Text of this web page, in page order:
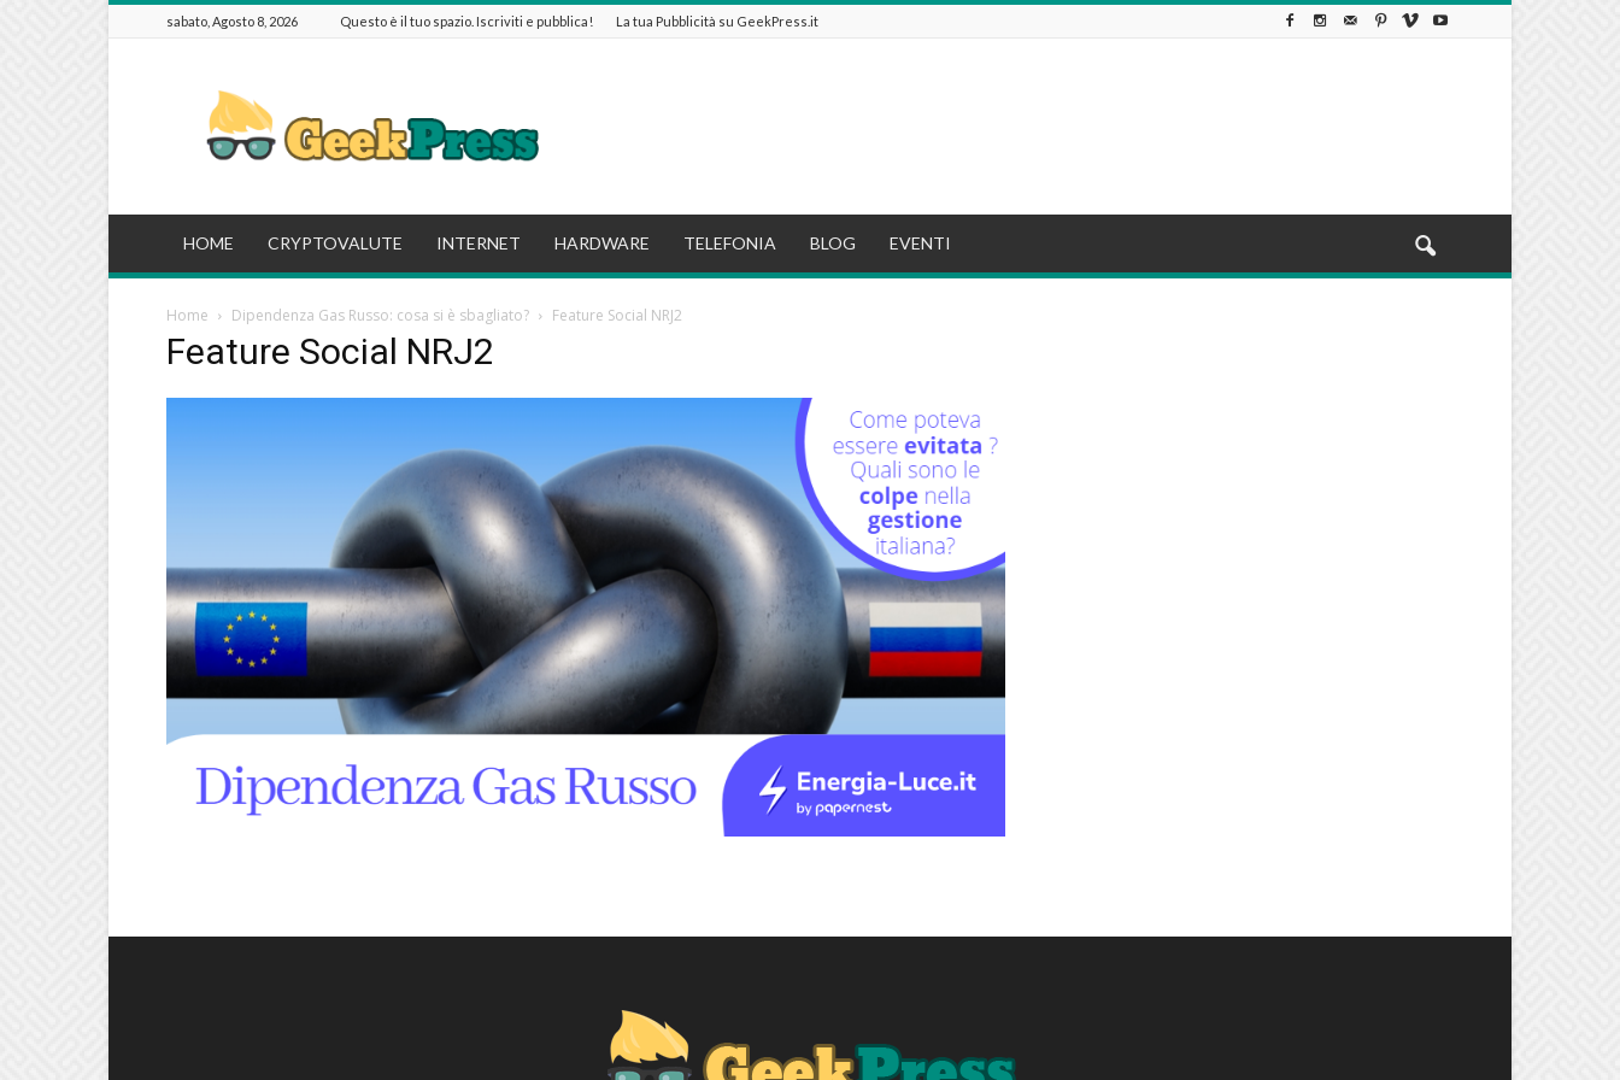
sabato, Agosto 8, 2026 Questo è il tuo spazio. Iscriviti e pubblica! La tua Pubblicità su GeekPress.it
HOME CRYPTOVALUTE INTERNET HARDWARE TELEFONIA BLOG EVENTI
Home Dipendenza Gas Russo: cosa si è sbagliato? Feature Social NRJ2
Feature Social NRJ2